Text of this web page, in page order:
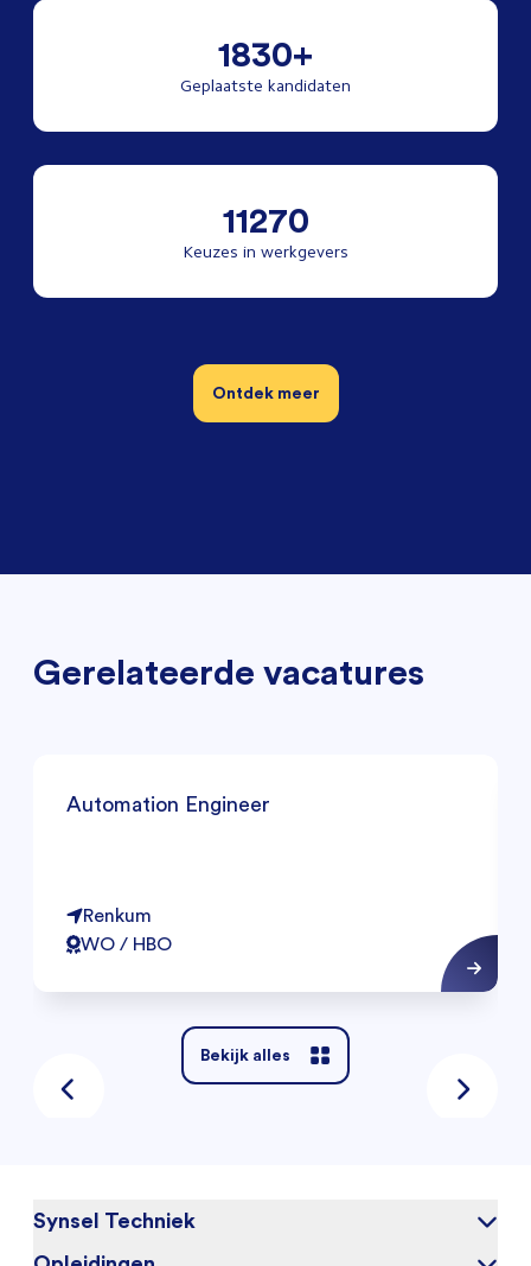
1830+
Geplaatste kandidaten
11270
Keuzes in werkgevers
Ontdek meer
Gerelateerde vacatures
Automation Engineer
Renkum
WO / HBO
Bekijk alles
Synsel Techniek